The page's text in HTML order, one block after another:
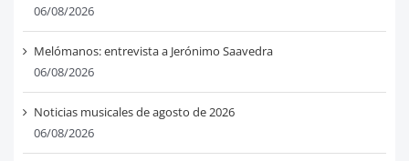
06/08/2026
Melómanos: entrevista a Jerónimo Saavedra
06/08/2026
Noticias musicales de agosto de 2026
06/08/2026